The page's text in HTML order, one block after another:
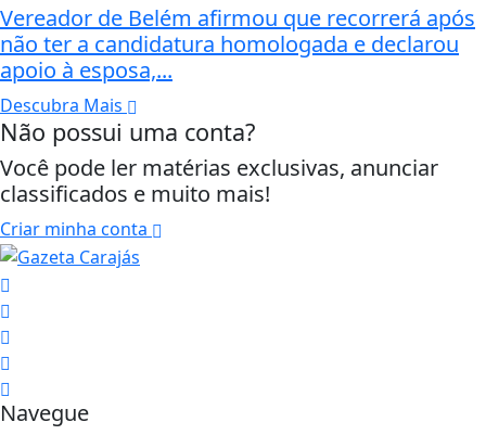
Vereador de Belém afirmou que recorrerá após
não ter a candidatura homologada e declarou
apoio à esposa,...
Descubra Mais
Não possui uma conta?
Você pode ler matérias exclusivas, anunciar
classificados e muito mais!
Criar minha conta
Navegue